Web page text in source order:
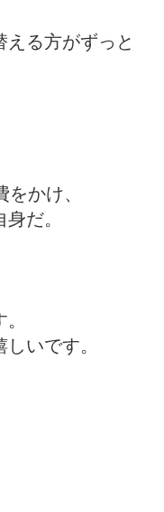
える方がずっと
かけ、
だ。
いです。